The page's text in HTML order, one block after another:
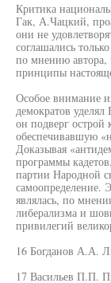
Критика
Гак, А.Чацкий,
они не
соглашались
по мнению
принципы
Особое внимание
демократов
он подверг острой
обеспечивавшую
Доказывая
программы
партии Народной
самоопределение.
являлась, по
либерализма и
привилегий
16 Богданов А.А.
17 Васильев П.П.